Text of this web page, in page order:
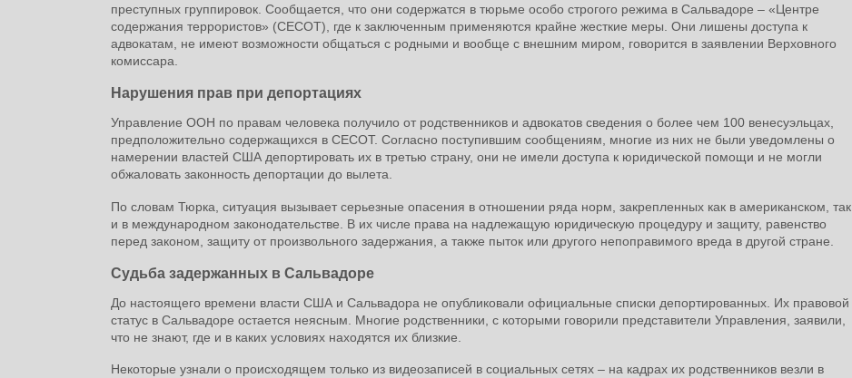
преступных группировок. Сообщается, что они содержатся в тюрьме особо строгого режима в Сальвадоре – «Центре
содержания террористов» (CECOT), где к заключенным применяются крайне жесткие меры. Они лишены доступа к
адвокатам, не имеют возможности общаться с родными и вообще с внешним миром, говорится в заявлении Верховного
комиссара.
Нарушения прав при депортациях
Управление ООН по правам человека получило от родственников и адвокатов сведения о более чем 100 венесуэльцах,
предположительно содержащихся в CECOT. Согласно поступившим сообщениям, многие из них не были уведомлены о
намерении властей США депортировать их в третью страну, они не имели доступа к юридической помощи и не могли
обжаловать законность депортации до вылета.
По словам Тюрка, ситуация вызывает серьезные опасения в отношении ряда норм, закрепленных как в американском, так
и в международном законодательстве. В их числе права на надлежащую юридическую процедуру и защиту, равенство
перед законом, защиту от произвольного задержания, а также пыток или другого непоправимого вреда в другой стране.
Судьба задержанных в Сальвадоре
До настоящего времени власти США и Сальвадора не опубликовали официальные списки депортированных. Их правовой
статус в Сальвадоре остается неясным. Многие родственники, с которыми говорили представители Управления, заявили,
что не знают, где и в каких условиях находятся их близкие.
Некоторые узнали о происходящем только из видеозаписей в социальных сетях – на кадрах их родственников везли в